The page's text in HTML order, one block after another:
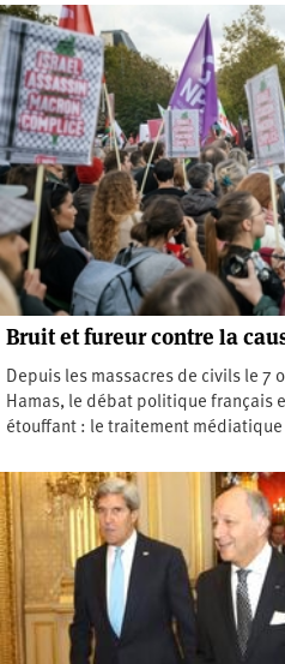
Bruit et fureur contre la
Depuis les massacres de civils le 7
Hamas, le débat politique français
étouffant : le traitement